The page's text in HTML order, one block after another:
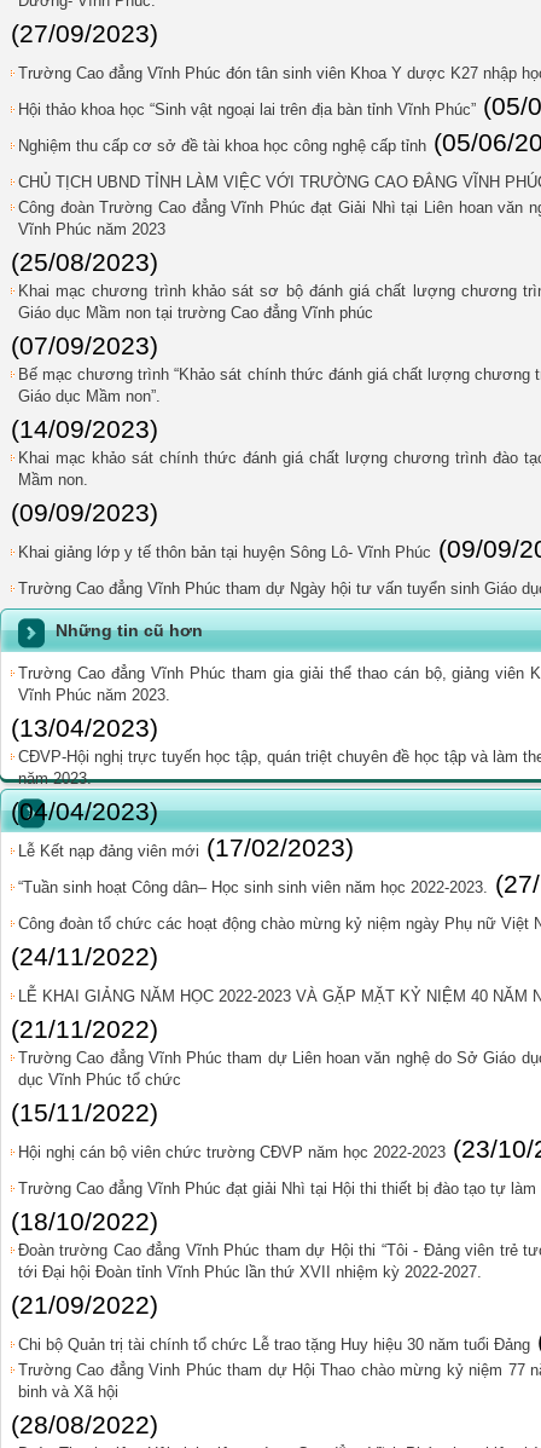
(27/09/2023)
Trường Cao đẳng Vĩnh Phúc đón tân sinh viên Khoa Y dược K27 nhập
Hội thảo khoa học “Sinh vật ngoại lai trên địa bàn tỉnh Vĩnh Phúc” (05/
Nghiệm thu cấp cơ sở đề tài khoa học công nghệ cấp tỉnh (05/06/
CHỦ TỊCH UBND TỈNH LÀM VIỆC VỚI TRƯỜNG CAO ĐẲNG VĨNH
Công đoàn Trường Cao đẳng Vĩnh Phúc đạt Giải Nhì tại Liên hoan văn
Vĩnh Phúc năm 2023
(25/08/2023)
Khai mạc chương trình khảo sát sơ bộ đánh giá chất lượng chương
Giáo dục Mầm non tại trường Cao đẳng Vĩnh phúc
(07/09/2023)
Bế mạc chương trình “Khảo sát chính thức đánh giá chất lượng chương
Giáo dục Mầm non”.
(14/09/2023)
Khai mạc khảo sát chính thức đánh giá chất lượng chương trình đào
Mầm non.
(09/09/2023)
Khai giảng lớp y tế thôn bản tại huyện Sông Lô- Vĩnh Phúc (09/09/
Trường Cao đẳng Vĩnh Phúc tham dự Ngày hội tư vấn tuyển sinh Giáo
Những tin cũ hơn
Trường Cao đẳng Vĩnh Phúc tham gia giải thể thao cán bộ, giảng viên
Vĩnh Phúc năm 2023.
(13/04/2023)
CĐVP-Hội nghị trực tuyến học tập, quán triệt chuyên đề học tập và làm
năm 2023.
(04/04/2023)
Lễ Kết nạp đảng viên mới (17/02/2023)
“Tuần sinh hoạt Công dân– Học sinh sinh viên năm học 2022-2023.
Công đoàn tổ chức các hoạt động chào mừng kỷ niệm ngày Phụ nữ Việt
(24/11/2022)
LỄ KHAI GIẢNG NĂM HỌC 2022-2023 VÀ GẶP MẶT KỶ NIỆM 40 NĂM
(21/11/2022)
Trường Cao đẳng Vĩnh Phúc tham dự Liên hoan văn nghệ do Sở Giáo
dục Vĩnh Phúc tổ chức
(15/11/2022)
Hội nghị cán bộ viên chức trường CĐVP năm học 2022-2023 (23/10/
Trường Cao đẳng Vĩnh Phúc đạt giải Nhì tại Hội thi thiết bị đào tạo tự
(18/10/2022)
Đoàn trường Cao đẳng Vĩnh Phúc tham dự Hội thi “Tôi - Đảng viên trẻ
tới Đại hội Đoàn tỉnh Vĩnh Phúc lần thứ XVII nhiệm kỳ 2022-2027.
(21/09/2022)
Chi bộ Quản trị tài chính tổ chức Lễ trao tặng Huy hiệu 30 năm tuổi Đảng
Trường Cao đẳng Vinh Phúc tham dự Hội Thao chào mừng kỷ niệm 77
binh và Xã hội
(28/08/2022)